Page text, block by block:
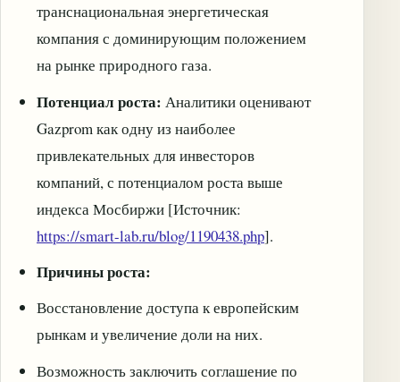
транснациональная энергетическая
компания с доминирующим положением
на рынке природного газа.
Потенциал роста: Аналитики оценивают
Gazprom как одну из наиболее
привлекательных для инвесторов
компаний, с потенциалом роста выше
индекса Мосбиржи [Источник:
https://smart-lab.ru/blog/1190438.php].
Причины роста:
Восстановление доступа к европейским
рынкам и увеличение доли на них.
Возможность заключить соглашение по